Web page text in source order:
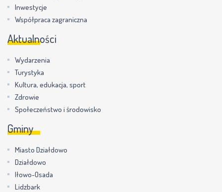
Inwestycje
Współpraca zagraniczna
Aktualności
Wydarzenia
Turystyka
Kultura, edukacja, sport
Zdrowie
Społeczeństwo i środowisko
Gminy
Miasto Działdowo
Działdowo
Iłowo-Osada
Lidzbark